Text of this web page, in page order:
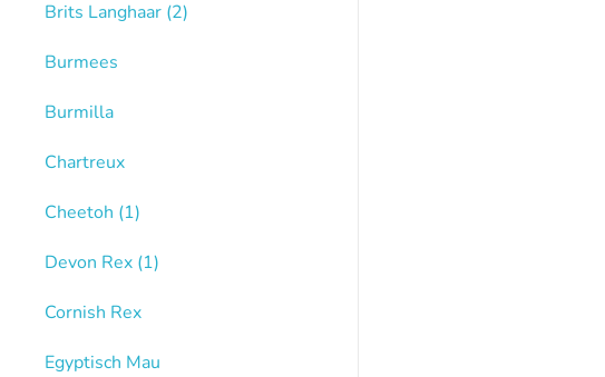
Brits Langhaar (2)
Burmees
Burmilla
Chartreux
Cheetoh (1)
Devon Rex (1)
Cornish Rex
Egyptisch Mau